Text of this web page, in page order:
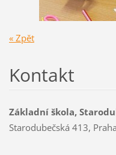
« Zpět
Kontakt
Základní škola,
Starodubečská 413,